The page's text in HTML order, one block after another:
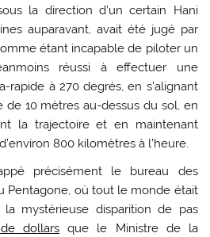
la direction d’un certain Hani
auparavant, avait été jugé par
étant incapable de piloter un
réussi à effectuer une
rapide à 270 degrés, en s’alignant
10 mètres au-dessus du sol, en
la trajectoire et en maintenant
800 kilomètres à l’heure.
précisément le bureau des
Pentagone, où tout le monde était
mystérieuse disparition de pas
dollars que le Ministre de la